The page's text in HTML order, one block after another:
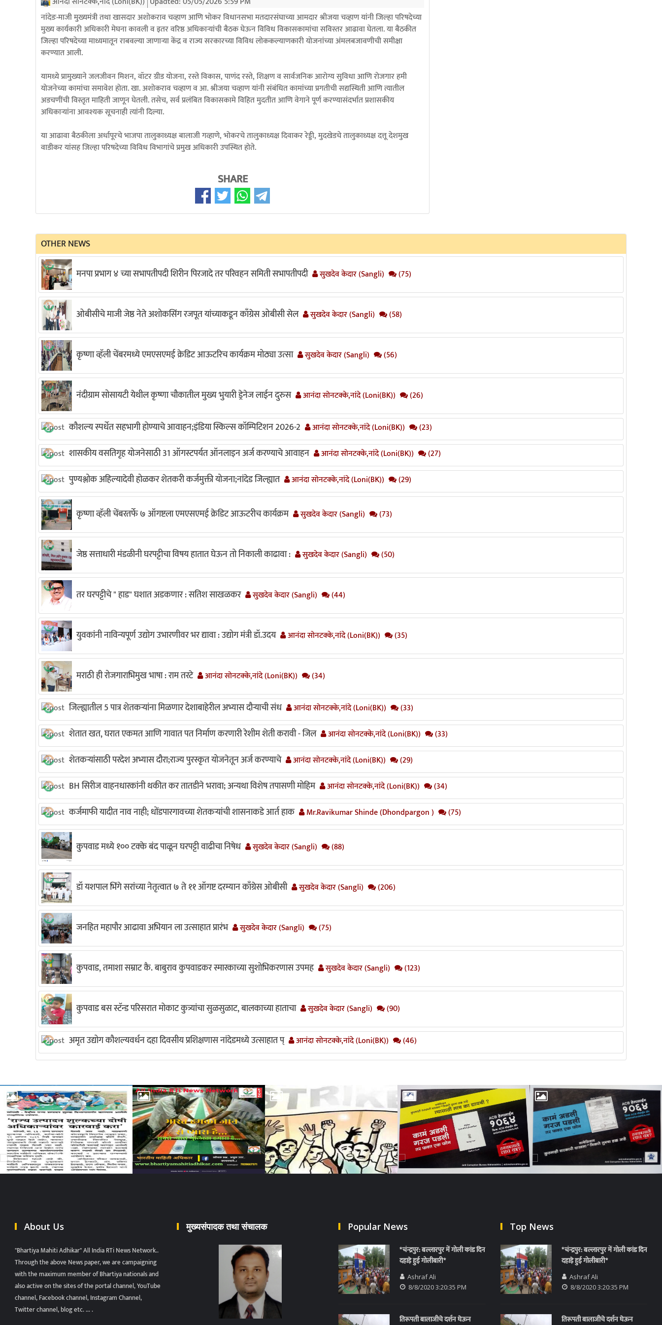
नांदेडः-माजी मुख्यमंत्री तथा खासदार अशोकराव चव्हाण आणि भोकर विधानसभा मतदारसंघाच्या आमदार श्रीजया चव्हाण यांनी जिल्हा परिषदेच्या
मुख्य कार्यकारी अधिकारी मेघना कावली व इतर वरिष्ठ अधिकाऱ्यांची बैठक घेऊन विविध विकासकामांचा सविस्तर आढावा घेतला. या बैठकीत
जिल्हा परिषदेच्या माध्यमातून राबवल्या जाणाऱ्या केंद्र व राज्य सरकारच्या विविध लोककल्याणकारी योजनांच्या अंमलबजावणीची समीक्षा
करण्यात आली.
यामध्ये प्रामुख्याने जलजीवन मिशन, वॉटर ग्रीड योजना, रस्ते विकास, पाणंद रस्ते, शिक्षण व सार्वजनिक आरोग्य सुविधा आणि रोजगार हमी
योजनेच्या कामांचा समावेश होता. खा. अशोकराव चव्हाण व आ. श्रीजया चव्हाण यांनी संबंधित कामांच्या प्रगतीची सद्यस्थिती आणि त्यातील
अडचणींची विस्तृत माहिती जाणून घेतली. तसेच, सर्व प्रलंबित विकासकामे विहित मुदतीत आणि वेगाने पूर्ण करण्यासंदर्भात प्रशासकीय
अधिकाऱ्यांना आवश्यक सूचनाही त्यांनी दिल्या.
या आढावा बैठकीला अर्धापूरचे भाजपा तालुकाध्यक्ष बालाजी गव्हाणे, भोकरचे तालुकाध्यक्ष दिवाकर रेड्डी, मुदखेडचे तालुकाध्यक्ष दत्तू देशमुख
वाडीकर यांसह जिल्हा परिषदेच्या विविध विभागांचे प्रमुख अधिकारी उपस्थित होते.
SHARE
OTHER NEWS
मनपा प्रभाग ४ च्या सभापतीपदी शिरीन पिरजादे तर परिवहन समिती सभापतीपदी सुखदेव केदार (Sangli) (75)
ओबीसीचे माजी जेष्ठ नेते अशोकसिंग रजपूत यांच्याकडून काँग्रेस ओबीसी सेल सुखदेव केदार (Sangli) (58)
कृष्णा व्हॅली चेंबरमध्ये एमएसएमई क्रेडिट आऊटरिच कार्यक्रम मोठ्या उत्सा सुखदेव केदार (Sangli) (56)
नंदीग्राम सोसायटी येथील कृष्णा चौकातील मुख्य भुयारी ड्रेनेज लाईन दुरुस आनंदा सोनटक्के,नांदे (Loni(BK)) (26)
कौशल्य स्पर्धेत सहभागी होण्याचे आवाहन;इंडिया स्किल्स कॉम्पिटिशन 2026-2 आनंदा सोनटक्के,नांदे (Loni(BK)) (23)
शासकीय वसतिगृह योजनेसाठी 31 ऑगस्टपर्यत ऑनलाइन अर्ज करण्याचे आवाहन आनंदा सोनटक्के,नांदे (Loni(BK)) (27)
पुण्यश्लोक अहिल्यादेवी होळकर शेतकरी कर्जमुक्ती योजना;नांदेड जिल्ह्यात आनंदा सोनटक्के,नांदे (Loni(BK)) (29)
कृष्णा व्हॅली चेंबरतर्फे ७ ऑगष्टला एमएसएमई क्रेडिट आऊटरीच कार्यक्रम सुखदेव केदार (Sangli) (73)
जेष्ठ सत्ताधारी मंडळीनी घरपट्टीचा विषय हातात घेऊन तो निकाली काढावा : सुखदेव केदार (Sangli) (50)
तर घरपट्टीचे " हाड" घशात अडकणार : सतिश साखळकर सुखदेव केदार (Sangli) (44)
युवकांनी नाविन्यपूर्ण उद्योग उभारणीवर भर द्यावा : उद्योग मंत्री डॉ.उदय आनंदा सोनटक्के,नांदे (Loni(BK)) (35)
मराठी ही रोजगाराभिमुख भाषा : राम तरटे आनंदा सोनटक्के,नांदे (Loni(BK)) (34)
जिल्ह्यातील 5 पात्र शेतकऱ्यांना मिळणार देशाबाहेरील अभ्यास दौऱ्याची संध आनंदा सोनटक्के,नांदे (Loni(BK)) (33)
शेतात खत, घरात एकमत आणि गावात पत निर्माण करणारी रेशीम शेती करावी - जिल आनंदा सोनटक्के,नांदे (Loni(BK)) (33)
शेतकऱ्यांसाठी परदेश अभ्यास दौरा;राज्य पुरस्कृत योजनेतून अर्ज करण्याचे आनंदा सोनटक्के,नांदे (Loni(BK)) (29)
BH सिरीज वाहनधारकांनी थकीत कर तातडीने भरावा; अन्यथा विशेष तपासणी मोहिम आनंदा सोनटक्के,नांदे (Loni(BK)) (34)
कर्जमाफी यादीत नाव नाही; धोंडपारगावच्या शेतकऱ्यांची शासनाकडे आर्त हाक Mr.Ravikumar Shinde (Dhondpargon ) (75)
कुपवाड मध्ये १०० टक्के बंद पाळून घरपट्टी वाढीचा निषेध सुखदेव केदार (Sangli) (88)
डॉ यशपाल भिंगे सरांच्या नेतृत्वात ७ ते ११ ऑगष्ट दरम्यान काँग्रेस ओबीसी सुखदेव केदार (Sangli) (206)
जनहित महापौर आढावा अभियान ला उत्साहात प्रारंभ सुखदेव केदार (Sangli) (75)
कुपवाड, तमाशा सम्राट कै. बाबुराव कुपवाडकर स्मारकाच्या सुशोभिकरणास उपमह सुखदेव केदार (Sangli) (123)
कुपवाड बस स्टॅन्ड परिसरात मोकाट कुत्र्यांचा सुळसुळाट, बालकाच्या हाताचा सुखदेव केदार (Sangli) (90)
अमृत उद्योग कौशल्यवर्धन दहा दिवसीय प्रशिक्षणास नांदेडमध्ये उत्साहात प् आनंदा सोनटक्के,नांदे (Loni(BK)) (46)
About Us
"Bhartiya Mahiti Adhikar" All India RTi News Network..
Through the above News paper, we are campaigning
with the maximum member of Bhartiya nationals and
also active on the sites of the portal channel, YouTube
channel, Facebook channel, Instagram Channel,
Twitter channel, blog etc. ... .
मुख्यसंपादक तथा संचालक Popular News
*चंन्द्रपुर: बल्लारपुर में गोली कांड दिन
दहाड़े हुई गोलीबारी*
Ashraf Ali
8/8/2020 3:20:35 PM
तिरूपती बालाजीचे दर्शन घेऊन
Top News
*चंन्द्रपुर: बल्लारपुर में गोली कांड दिन
दहाड़े हुई गोलीबारी*
Ashraf Ali
8/8/2020 3:20:35 PM
तिरूपती बालाजीचे दर्शन घेऊन